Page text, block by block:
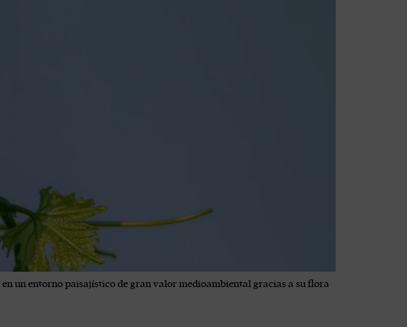
un entorno paisajístico de gran valor medioambiental gracias a su flora